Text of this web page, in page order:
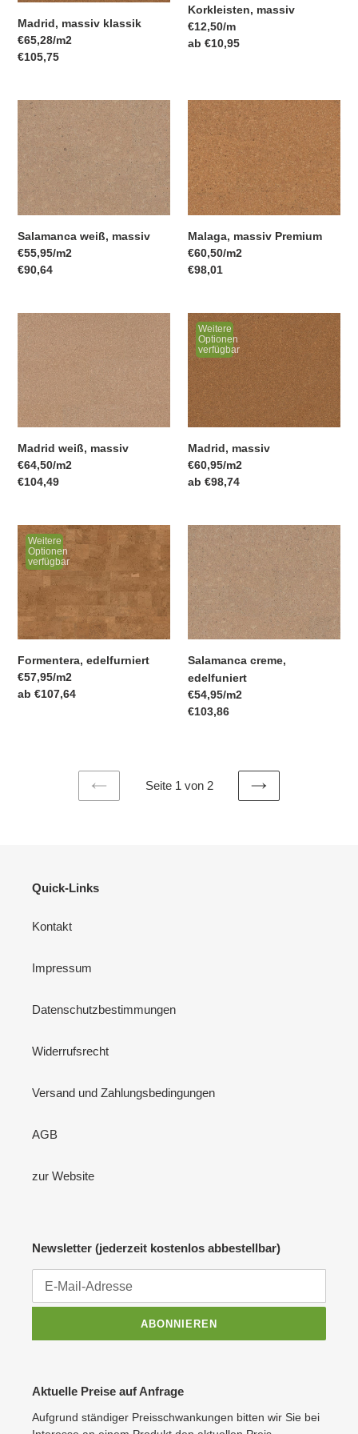
e
Madrid, massiv klassik
Einzelpreis
€65,28/pro
m2
Normaler
€105,75
Korkleisten, massiv
Einzelpreis
€12,50/pro
m
Normaler
ab €10,95
Salamanca
weiß,
massiv
Salamanca weiß, massiv
Einzelpreis
€55,95/pro
m2
Normaler
€90,64
Malaga,
massiv
Premium
Malaga, massiv Premium
Einzelpreis
€60,50/pro
m2
Normaler
€98,01
Madrid
weiß,
massiv
Madrid weiß, massiv
Einzelpreis
€64,50/pro
m2
Normaler
€104,49
Madrid,
massiv
Madrid, massiv
Einzelpreis
€60,95/pro
m2
Normaler
ab €98,74
Weitere
Optionen
verfügbar
Formentera,
edelfurniert
Formentera, edelfurniert
Einzelpreis
€57,95/pro
m2
Normaler
ab €107,64
Weitere
Optionen
verfügbar
Salamanca
creme,
edelfuniert
Salamanca creme,
edelfuniert
Einzelpreis
€54,95/pro
m2
Normaler
€103,86
VORHERIGE
Seite 1 von 2
NÄCHSTE
Quick-Links
Kontakt
Impressum
Datenschutzbestimmungen
Widerrufsrecht
Versand und Zahlungsbedingungen
AGB
zur Website
Newsletter (jederzeit kostenlos abbestellbar)
ABONNIEREN
Aktuelle Preise auf Anfrage
Aufgrund ständiger Preisschwankungen bitten wir Sie bei